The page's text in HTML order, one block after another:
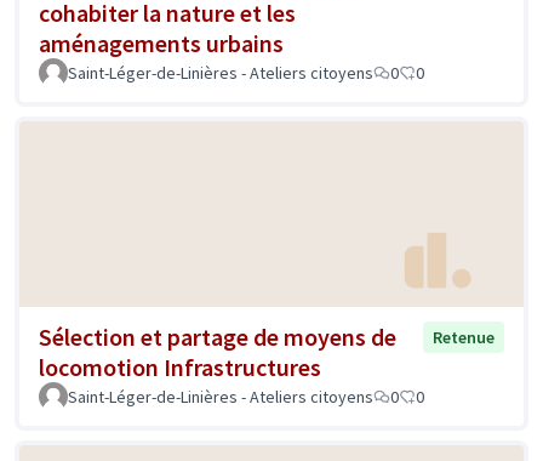
cohabiter la nature et les
aménagements urbains
Saint-Léger-de-Linières - Ateliers citoyens 0 0
Sélection et partage de moyens de
locomotion Infrastructures
Retenue
Saint-Léger-de-Linières - Ateliers citoyens 0 0